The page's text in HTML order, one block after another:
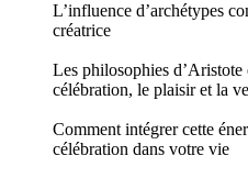
L’influence d’archétypes
créatrice
Les philosophies
célébration, le plaisir et la
Comment intégrer cette
célébration dans votre vie